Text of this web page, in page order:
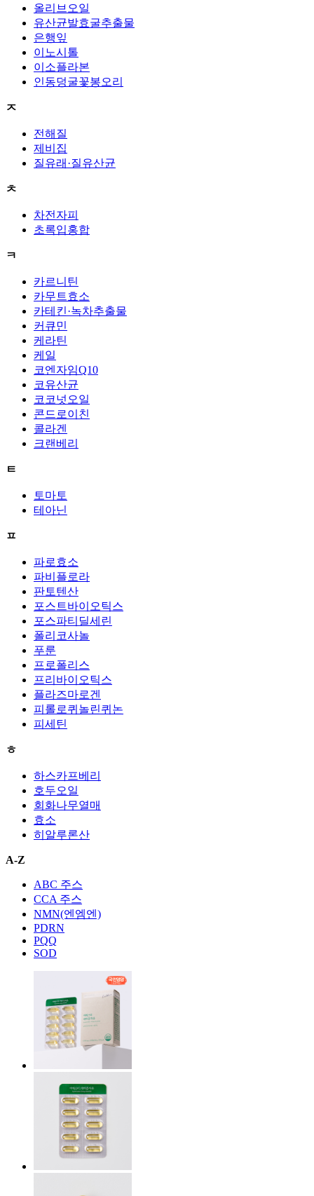
올리브오일
유산균발효굴추출물
은행잎
이노시톨
이소플라본
인동덩굴꽃봉오리
ㅈ
전해질
제비집
질유래·질유산균
ㅊ
차전자피
초록입홍합
ㅋ
카르니틴
카무트효소
카테킨·녹차추출물
커큐민
케라틴
케일
코엔자임Q10
코유산균
코코넛오일
콘드로이친
콜라겐
크랜베리
ㅌ
토마토
테아닌
ㅍ
파로효소
파비플로라
판토텐산
포스트바이오틱스
포스파티딜세린
폴리코사놀
푸룬
프로폴리스
프리바이오틱스
플라즈마로겐
피롤로퀴놀린퀴논
피세틴
ㅎ
하스카프베리
호두오일
회화나무열매
효소
히알루론산
A-Z
ABC 주스
CCA 주스
NMN(엔엠엔)
PDRN
PQQ
SOD